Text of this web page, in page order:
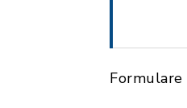
Formulare